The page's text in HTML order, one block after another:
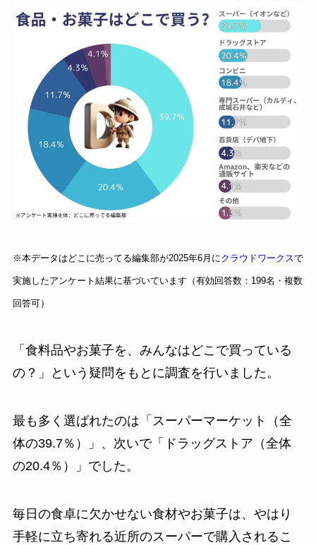
※本データはどこに売ってる編集部が2025年6月にクラウドワークスで
実施したアンケート結果に基づいています（有効回答数：199名・複数
回答可）
「食料品やお菓子を、みんなはどこで買っている
の？」という疑問をもとに調査を行いました。
最も多く選ばれたのは「スーパーマーケット（全
体の39.7％）」、次いで「ドラッグストア（全体
の20.4％）」でした。
毎日の食卓に欠かせない食材やお菓子は、やはり
手軽に立ち寄れる近所のスーパーで購入されるこ